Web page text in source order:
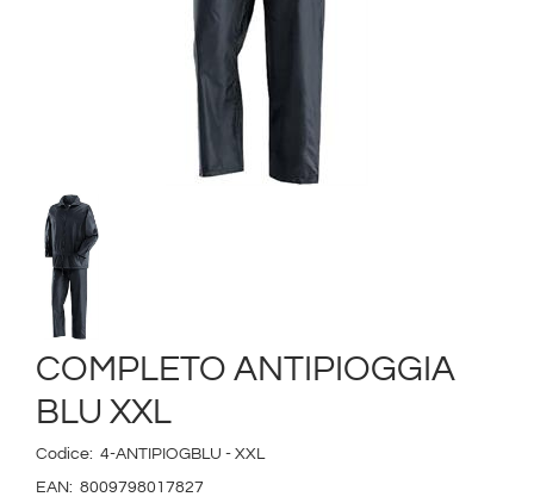
COMPLETO ANTIPIOGGIA
BLU XXL
Codice: 4-ANTIPIOGBLU - XXL
EAN: 8009798017827